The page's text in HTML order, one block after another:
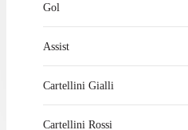
Gol
Assist
Cartellini Gialli
Cartellini Rossi